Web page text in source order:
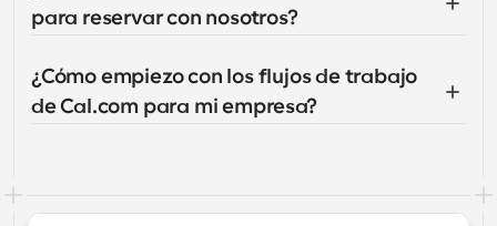
para reservar con nosotros?
¿Cómo empiezo con los flujos de trabajo
de Cal.com para mi empresa?